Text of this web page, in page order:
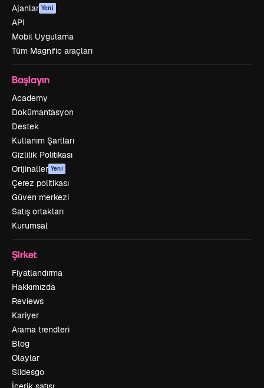
Ajanlar Yeni
API
Mobil Uygulama
Tüm Magnific araçları
Başlayın
Academy
Dokümantasyon
Destek
Kullanım Şartları
Gizlilik Politikası
Orijinaller Yeni
Çerez politikası
Güven merkezi
Satış ortakları
Kurumsal
Şirket
Fiyatlandırma
Hakkımızda
Reviews
Kariyer
Arama trendleri
Blog
Olaylar
Slidesgo